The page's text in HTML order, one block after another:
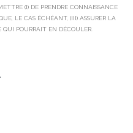
(I) DE PRENDRE CONNAISSANCE
LE CAS ÉCHÉANT, (III) ASSURER LA
POURRAIT EN DÉCOULER.